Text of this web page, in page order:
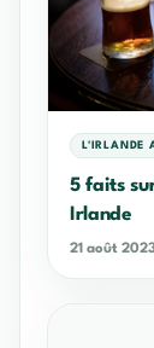
L'IRLANDE
5 faits
Irlande
21 août